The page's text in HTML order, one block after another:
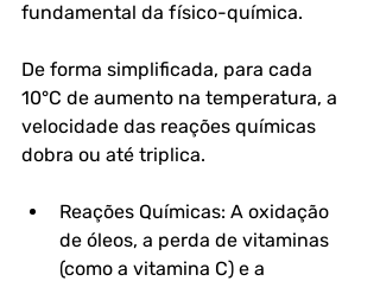
fundamental da físico-química.
De forma simplificada, para cada
10°C de aumento na temperatura, a
velocidade das reações químicas
dobra ou até triplica.
Reações Químicas: A oxidação
de óleos, a perda de vitaminas
(como a vitamina C) e a